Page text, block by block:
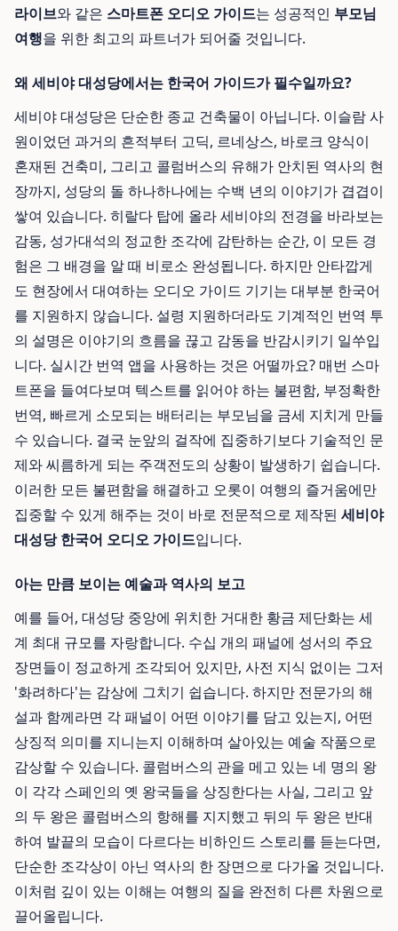
라이브와 같은 스마트폰 오디오 가이드는 성공적인 부모님
여행을 위한 최고의 파트너가 되어줄 것입니다.
왜 세비야 대성당에서는 한국어 가이드가 필수일까요?
세비야 대성당은 단순한 종교 건축물이 아닙니다. 이슬람 사
원이었던 과거의 흔적부터 고딕, 르네상스, 바로크 양식이
혼재된 건축미, 그리고 콜럼버스의 유해가 안치된 역사의 현
장까지, 성당의 돌 하나하나에는 수백 년의 이야기가 겹겹이
쌓여 있습니다. 히랄다 탑에 올라 세비야의 전경을 바라보는
감동, 성가대석의 정교한 조각에 감탄하는 순간, 이 모든 경
험은 그 배경을 알 때 비로소 완성됩니다. 하지만 안타깝게
도 현장에서 대여하는 오디오 가이드 기기는 대부분 한국어
를 지원하지 않습니다. 설령 지원하더라도 기계적인 번역 투
의 설명은 이야기의 흐름을 끊고 감동을 반감시키기 일쑤입
니다. 실시간 번역 앱을 사용하는 것은 어떨까요? 매번 스마
트폰을 들여다보며 텍스트를 읽어야 하는 불편함, 부정확한
번역, 빠르게 소모되는 배터리는 부모님을 금세 지치게 만들
수 있습니다. 결국 눈앞의 걸작에 집중하기보다 기술적인 문
제와 씨름하게 되는 주객전도의 상황이 발생하기 쉽습니다.
이러한 모든 불편함을 해결하고 오롯이 여행의 즐거움에만
집중할 수 있게 해주는 것이 바로 전문적으로 제작된 세비야
대성당 한국어 오디오 가이드입니다.
아는 만큼 보이는 예술과 역사의 보고
예를 들어, 대성당 중앙에 위치한 거대한 황금 제단화는 세
계 최대 규모를 자랑합니다. 수십 개의 패널에 성서의 주요
장면들이 정교하게 조각되어 있지만, 사전 지식 없이는 그저
'화려하다'는 감상에 그치기 쉽습니다. 하지만 전문가의 해
설과 함께라면 각 패널이 어떤 이야기를 담고 있는지, 어떤
상징적 의미를 지니는지 이해하며 살아있는 예술 작품으로
감상할 수 있습니다. 콜럼버스의 관을 메고 있는 네 명의 왕
이 각각 스페인의 옛 왕국들을 상징한다는 사실, 그리고 앞
의 두 왕은 콜럼버스의 항해를 지지했고 뒤의 두 왕은 반대
하여 발끝의 모습이 다르다는 비하인드 스토리를 듣는다면,
단순한 조각상이 아닌 역사의 한 장면으로 다가올 것입니다.
이처럼 깊이 있는 이해는 여행의 질을 완전히 다른 차원으로
끌어올립니다.